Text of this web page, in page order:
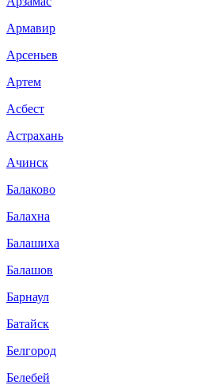
Армавир
Арсеньев
Артем
Асбест
Астрахань
Ачинск
Балаково
Балахна
Балашиха
Балашов
Барнаул
Батайск
Белгород
Белебей